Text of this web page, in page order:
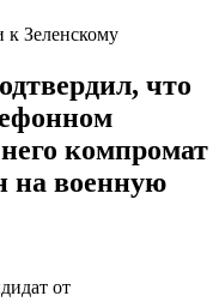
к Зеленскому
что
компромат
на военную
от